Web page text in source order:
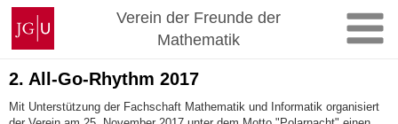
Zum
Inhalt
springen
Johannes
Gutenberg-
Universität
Mainz
Verein der Freunde der
Mathematik
2. All-Go-Rhythm 2017
Mit Unterstützung der Fachschaft Mathematik und Informatik organisiert